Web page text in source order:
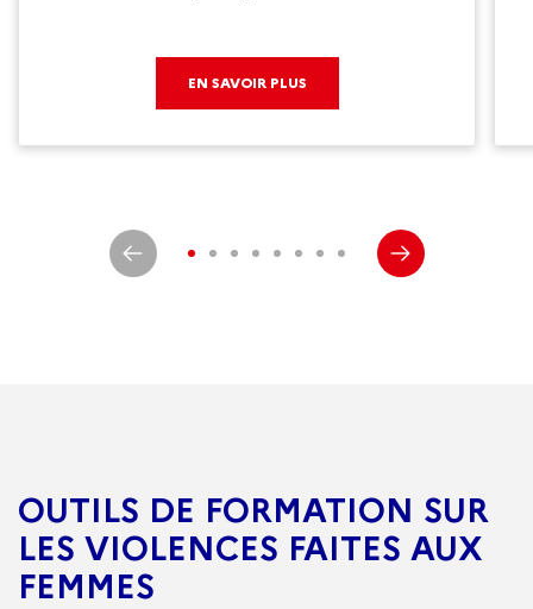
EN SAVOIR PLUS
OUTILS DE FORMATION SUR
LES VIOLENCES FAITES AUX
FEMMES